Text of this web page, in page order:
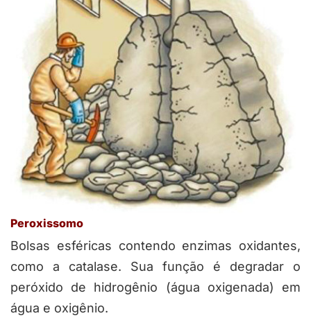
Peroxissomo
Bolsas esféricas contendo enzimas oxidantes,
como a catalase. Sua função é degradar o
peróxido de hidrogênio (água oxigenada) em
água e oxigênio.